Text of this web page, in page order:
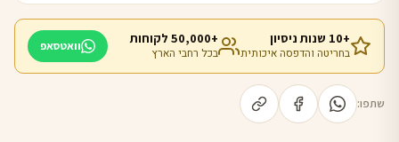
+10 שנות ניסיון
בחריטה והדפסה איכותית
+50,000 לקוחות
בכל רחבי הארץ
וואטסאפ
שתפו: